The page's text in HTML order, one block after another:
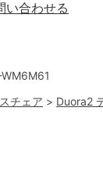
チェア > Duora2
い合わせる